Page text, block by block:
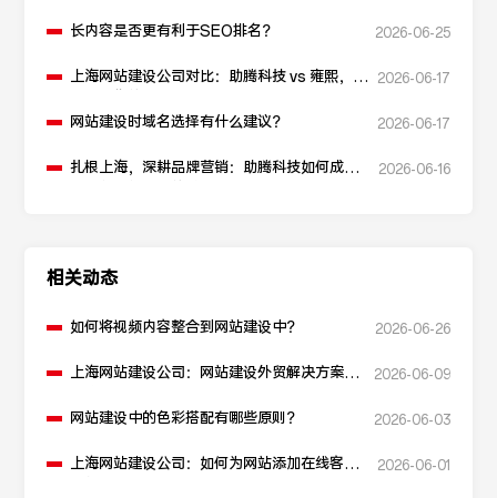
长内容是否更有利于SEO排名？ 2026-06-25
上海网站建设公司对比：助腾科技 vs 雍熙，如
2026-06-17
网站建设时域名选择有什么建议？ 2026-06-17
扎根上海，深耕品牌营销：助腾科技如何成为
2026-06-16
相关动态
如何将视频内容整合到网站建设中？ 2026-06-26
上海网站建设公司：网站建设外贸解决方案如
2026-06-09
网站建设中的色彩搭配有哪些原则？ 2026-06-03
上海网站建设公司：如何为网站添加在线客服
2026-06-01